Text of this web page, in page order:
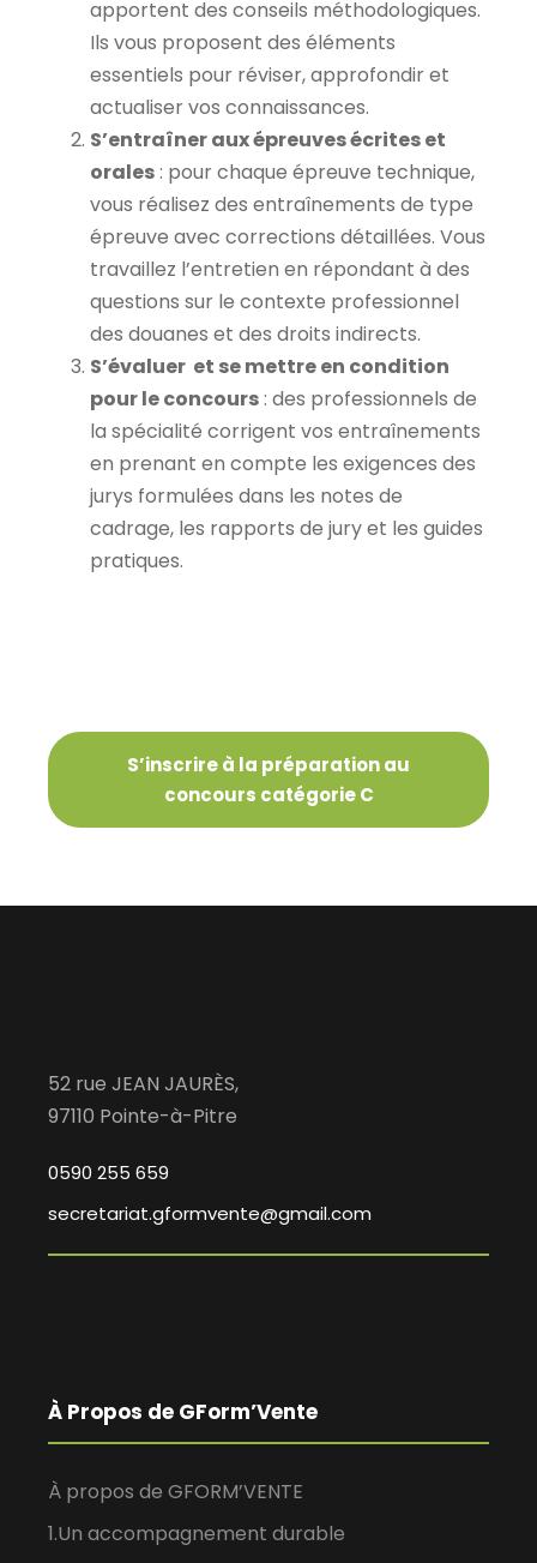
apportent des conseils méthodologiques.
Ils vous proposent des éléments
essentiels pour réviser, approfondir et
actualiser vos connaissances.
S’entraîner aux épreuves écrites et
orales: pour chaque épreuve technique,
vous réalisez des entraînements de type
épreuve avec corrections détaillées. Vous
travaillez l’entretien en répondant à des
questions sur le contexte professionnel
des douanes et des droits indirects.
S’évaluer et se mettre en condition
pour le concours: des professionnels de
la spécialité corrigent vos entraînements
en prenant en compte les exigences des
jurys formulées dans les notes de
cadrage, les rapports de jury et les guides
pratiques.
S’inscrire à la préparation au
concours catégorie C
52 rue JEAN JAURÈS,
97110 Pointe-à-Pitre
0590 255 659
secretariat.gformvente@gmail.com
À Propos de GForm’Vente
À propos de GFORM’VENTE
1.Un accompagnement durable